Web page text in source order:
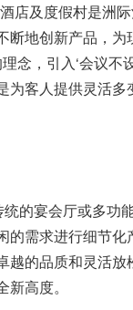
店及度假村是洲
地创新产品，
念，引入‘会议
客人提供灵活
的宴会厅或多功
需求进行细节
的品质和灵活
高度。